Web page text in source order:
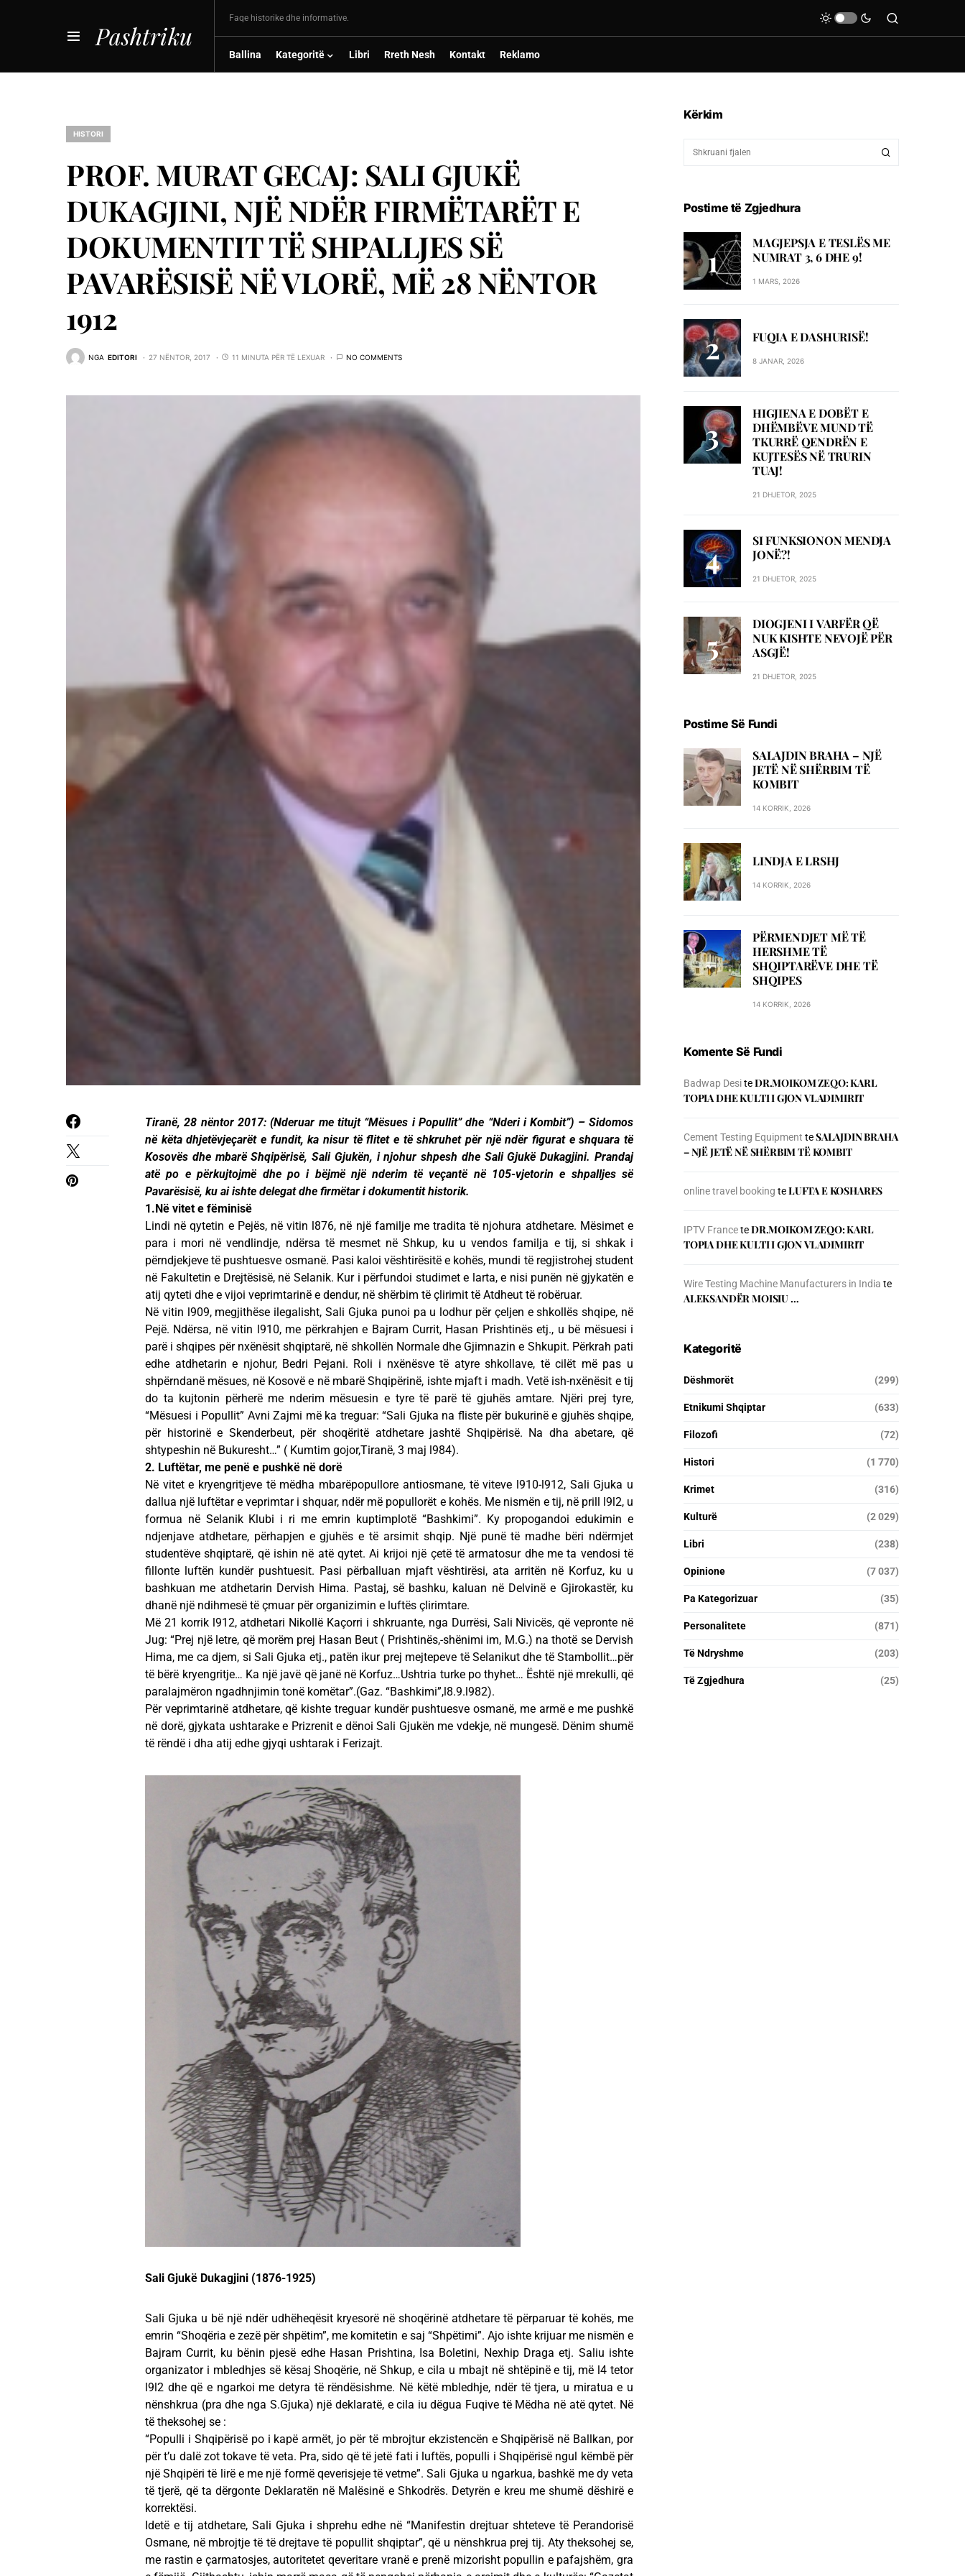
Pashtriku
Faqe historike dhe informative.
Ballina Kategoritë Libri Rreth Nesh Kontakt Reklamo
HISTORI
PROF. MURAT GECAJ: SALI GJUKË
DUKAGJINI, NJË NDËR FIRMËTARËT E
DOKUMENTIT TË SHPALLJES SË
PAVARËSISË NË VLORË, MË 28 NËNTOR
1912
NGA EDITORI 27 NËNTOR, 2017 11 MINUTA PËR TË LEXUAR NO COMMENTS
Tiranë, 28 nëntor 2017: (Nderuar me titujt “Mësues i Popullit” dhe “Nderi i Kombit”) – Sidomos
në këta dhjetëvjeçarët e fundit, ka nisur të flitet e të shkruhet për një ndër figurat e shquara të
Kosovës dhe mbarë Shqipërisë, Sali Gjukën, i njohur shpesh dhe Sali Gjukë Dukagjini. Prandaj
atë po e përkujtojmë dhe po i bëjmë një nderim të veçantë në 105-vjetorin e shpalljes së
Pavarësisë, ku ai ishte delegat dhe firmëtar i dokumentit historik.
1.Në vitet e fëminisë
Lindi në qytetin e Pejës, në vitin l876, në një familje me tradita të njohura atdhetare. Mësimet e
para i mori në vendlindje, ndërsa të mesmet në Shkup, ku u vendos familja e tij, si shkak i
përndjekjeve të pushtuesve osmanë. Pasi kaloi vështirësitë e kohës, mundi të regjistrohej student
në Fakultetin e Drejtësisë, në Selanik. Kur i përfundoi studimet e larta, e nisi punën në gjykatën e
atij qyteti dhe e vijoi veprimtarinë e dendur, në shërbim të çlirimit të Atdheut të robëruar.
Në vitin l909, megjithëse ilegalisht, Sali Gjuka punoi pa u lodhur për çeljen e shkollës shqipe, në
Pejë. Ndërsa, në vitin l910, me përkrahjen e Bajram Currit, Hasan Prishtinës etj., u bë mësuesi i
parë i shqipes për nxënësit shqiptarë, në shkollën Normale dhe Gjimnazin e Shkupit. Përkrah pati
edhe atdhetarin e njohur, Bedri Pejani. Roli i nxënësve të atyre shkollave, të cilët më pas u
shpërndanë mësues, në Kosovë e në mbarë Shqipërinë, ishte mjaft i madh. Vetë ish-nxënësit e tij
do ta kujtonin përherë me nderim mësuesin e tyre të parë të gjuhës amtare. Njëri prej tyre,
“Mësuesi i Popullit” Avni Zajmi më ka treguar: “Sali Gjuka na fliste për bukurinë e gjuhës shqipe,
për historinë e Skenderbeut, për shoqëritë atdhetare jashtë Shqipërisë. Na dha abetare, që
shtypeshin në Bukuresht…” ( Kumtim gojor,Tiranë, 3 maj l984).
2. Luftëtar, me penë e pushkë në dorë
Në vitet e kryengritjeve të mëdha mbarëpopullore antiosmane, të viteve l910-l912, Sali Gjuka u
dallua një luftëtar e veprimtar i shquar, ndër më popullorët e kohës. Me nismën e tij, në prill l9l2, u
formua në Selanik Klubi i ri me emrin kuptimplotë “Bashkimi”. Ky propogandoi edukimin e
ndjenjave atdhetare, përhapjen e gjuhës e të arsimit shqip. Një punë të madhe bëri ndërmjet
studentëve shqiptarë, që ishin në atë qytet. Ai krijoi një çetë të armatosur dhe me ta vendosi të
fillonte luftën kundër pushtuesit. Pasi përballuan mjaft vështirësi, ata arritën në Korfuz, ku u
bashkuan me atdhetarin Dervish Hima. Pastaj, së bashku, kaluan në Delvinë e Gjirokastër, ku
dhanë një ndihmesë të çmuar për organizimin e luftës çlirimtare.
Më 21 korrik l912, atdhetari Nikollë Kaçorri i shkruante, nga Durrësi, Sali Nivicës, që vepronte në
Jug: “Prej një letre, që morëm prej Hasan Beut ( Prishtinës,-shënimi im, M.G.) na thotë se Dervish
Hima, me ca djem, si Sali Gjuka etj., patën ikur prej mejtepeve të Selanikut dhe të Stambollit…për
të bërë kryengritje… Ka një javë që janë në Korfuz…Ushtria turke po thyhet… Është një mrekulli, që
paralajmëron ngadhnjimin tonë komëtar”.(Gaz. “Bashkimi”,l8.9.l982).
Për veprimtarinë atdhetare, që kishte treguar kundër pushtuesve osmanë, me armë e me pushkë
në dorë, gjykata ushtarake e Prizrenit e dënoi Sali Gjukën me vdekje, në mungesë. Dënim shumë
të rëndë i dha atij edhe gjyqi ushtarak i Ferizajt.
Sali Gjukë Dukagjini (1876-1925)
Sali Gjuka u bë një ndër udhëheqësit kryesorë në shoqërinë atdhetare të përparuar të kohës, me
emrin “Shoqëria e zezë për shpëtim”, me komitetin e saj “Shpëtimi”. Ajo ishte krijuar me nismën e
Bajram Currit, ku bënin pjesë edhe Hasan Prishtina, Isa Boletini, Nexhip Draga etj. Saliu ishte
organizator i mbledhjes së kësaj Shoqërie, në Shkup, e cila u mbajt në shtëpinë e tij, më l4 tetor
l9l2 dhe që e ngarkoi me detyra të rëndësishme. Në këtë mbledhje, ndër të tjera, u miratua e u
nënshkrua (pra dhe nga S.Gjuka) një deklaratë, e cila iu dëgua Fuqive të Mëdha në atë qytet. Në
të theksohej se :
“Populli i Shqipërisë po i kapë armët, jo për të mbrojtur ekzistencën e Shqipërisë në Ballkan, por
për t’u dalë zot tokave të veta. Pra, sido që të jetë fati i luftës, populli i Shqipërisë ngul këmbë për
një Shqipëri të lirë e me një formë qeverisjeje të vetme”. Sali Gjuka u ngarkua, bashkë me dy veta
të tjerë, që ta dërgonte Deklaratën në Malësinë e Shkodrës. Detyrën e kreu me shumë dëshirë e
korrektësi.
Idetë e tij atdhetare, Sali Gjuka i shprehu edhe në “Manifestin drejtuar shteteve të Perandorisë
Osmane, në mbrojtje të të drejtave të popullit shqiptar”, që u nënshkrua prej tij. Aty theksohej se,
me rastin e çarmatosjes, autoritetet qeveritare vranë e prenë mizorisht popullin e pafajshëm, gra
Kërkim
Postime të Zgjedhura
MAGJEPSJA E TESLËS ME
NUMRAT 3, 6 DHE 9!
1 MARS, 2026
FUQIA E DASHURISË!
8 JANAR, 2026
HIGJIENA E DOBËT E
DHËMBËVE MUND TË
TKURRË QENDRËN E
KUJTESËS NË TRURIN
TUAJ!
21 DHJETOR, 2025
SI FUNKSIONON MENDJA
JONË?!
21 DHJETOR, 2025
DIOGJENI I VARFËR QË
NUK KISHTE NEVOJË PËR
ASGJË!
21 DHJETOR, 2025
Postime Së Fundi
SALAJDIN BRAHA – NJЁ
JETЁ NЁ SHЁRBIM TЁ
KOMBIT
14 KORRIK, 2026
LINDJA E LRSHJ
14 KORRIK, 2026
PËRMENDJET MË TË
HERSHME TË
SHQIPTARËVE DHE TË
SHQIPES
14 KORRIK, 2026
Komente Së Fundi
Badwap DesiteDR.MOIKOM ZEQO: KARL
TOPIA DHE KULTI I GJON VLADIMIRIT
Cement Testing Equipment teSALAJDIN BRAHA
– NJЁ JETЁ NЁ SHЁRBIM TЁ KOMBIT
online travel booking teLUFTA E KOSHARES
IPTV FranceteDR.MOIKOM ZEQO: KARL
TOPIA DHE KULTI I GJON VLADIMIRIT
Wire Testing Machine Manufacturers in India te
ALEKSANDËR MOISIU …
Kategoritë
Dëshmorët (299)
Etnikumi Shqiptar (633)
Filozofi (72)
Histori (1 770)
Krimet (316)
Kulturë (2 029)
Libri (238)
Opinione (7 037)
Pa Kategorizuar (35)
Personalitete (871)
Të Ndryshme (203)
Të Zgjedhura (25)